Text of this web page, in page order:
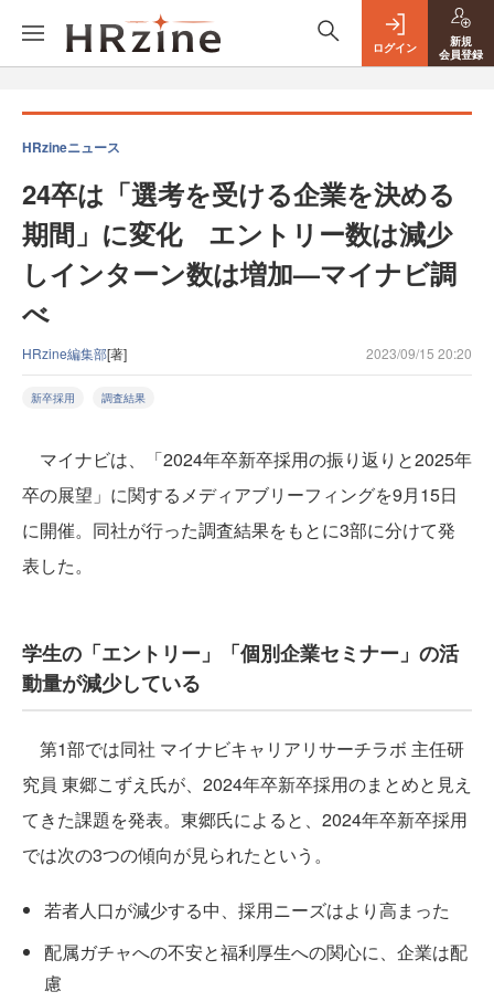
ログイン
新規
会員登録
HRzineニュース
24卒は「選考を受ける企業を決める
期間」に変化 エントリー数は減少
しインターン数は増加—マイナビ調
べ
HRzine編集部[著] 2023/09/15 20:20
新卒採用 調査結果
マイナビは、「2024年卒新卒採用の振り返りと2025年
卒の展望」に関するメディアブリーフィングを9月15日
に開催。同社が行った調査結果をもとに3部に分けて発
表した。
学生の「エントリー」「個別企業セミナー」の活
動量が減少している
第1部では同社 マイナビキャリアリサーチラボ 主任研
究員 東郷こずえ氏が、2024年卒新卒採用のまとめと見え
てきた課題を発表。東郷氏によると、2024年卒新卒採用
では次の3つの傾向が見られたという。
若者人口が減少する中、採用ニーズはより高まった
配属ガチャへの不安と福利厚生への関心に、企業は配
慮